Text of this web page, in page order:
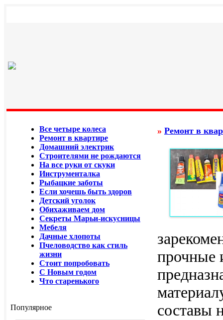
Все четыре колеса
Ремонт в квартире
Домашний электрик
Строителями не рождаются
На все руки от скуки
Инструменталка
Рыбацкие заботы
Если хочешь быть здоров
Детский уголок
Обихаживаем дом
Секреты Марьи-искусницы
Мебеля
Дачные хлопоты
Пчеловодство как стиль
жизни
Стоит попробовать
С Новым годом
Что старенького
Популярное
» Ремонт в
прочные
составы